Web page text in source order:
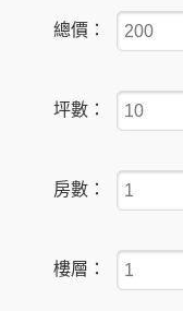
總價：
坪數：
房數：
樓層：